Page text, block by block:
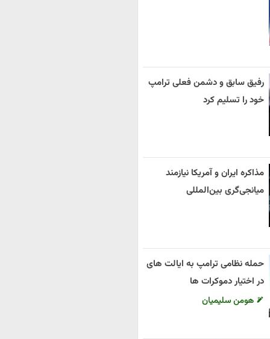
رفیق سابق و دشمن فعلی ترامپ
خود را تسلیم کرد
مذاکره ایران و آمریکا نیازمند
میانجی‌گری بین‌المللی
حمله نظامی ترامپ به ایالت های
در اختیار دموکرات ها
هومن سلیمیان